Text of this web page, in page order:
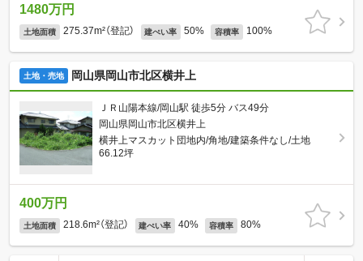
1480万円
土地面積 275.37m²（登記） 建ぺい率 50% 容積率 100%
土地・売地 岡山県岡山市北区横井上
ＪＲ山陽本線/岡山駅 徒歩5分 バス49分
岡山県岡山市北区横井上
横井上マスカット団地内/角地/建築条件なし/土地
66.12坪
400万円
土地面積 218.6m²（登記） 建ぺい率 40% 容積率 80%